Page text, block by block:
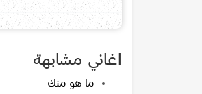
اغاني مشابهة
ما هو منك